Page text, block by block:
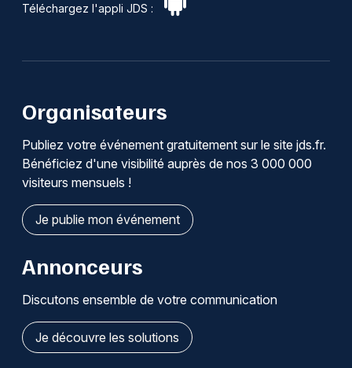
Téléchargez l'appli JDS :
Organisateurs
Publiez votre événement gratuitement sur le site jds.fr.
Bénéficiez d'une visibilité auprès de nos 3 000 000
visiteurs mensuels !
Je publie mon événement
Annonceurs
Discutons ensemble de votre communication
Je découvre les solutions